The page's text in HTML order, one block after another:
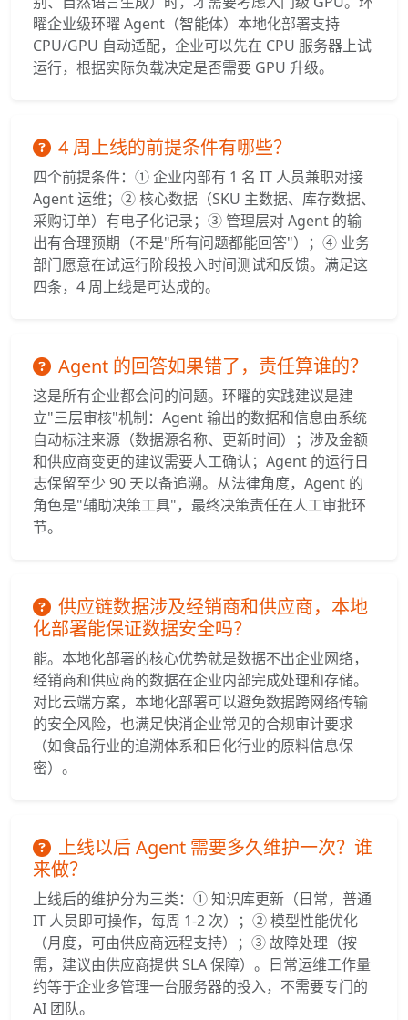
曜企业级环曜 Agent（智能体）本地化部署支持
CPU/GPU 自动适配，企业可以先在 CPU 服务器上试
运行，根据实际负载决定是否需要 GPU 升级。
4 周上线的前提条件有哪些？
四个前提条件：① 企业内部有 1 名 IT 人员兼职对接
Agent 运维；② 核心数据（SKU 主数据、库存数据、
采购订单）有电子化记录；③ 管理层对 Agent 的输
出有合理预期（不是"所有问题都能回答"）；④ 业务
部门愿意在试运行阶段投入时间测试和反馈。满足这
四条，4 周上线是可达成的。
Agent 的回答如果错了，责任算谁的？
这是所有企业都会问的问题。环曜的实践建议是建
立"三层审核"机制：Agent 输出的数据和信息由系统
自动标注来源（数据源名称、更新时间）；涉及金额
和供应商变更的建议需要人工确认；Agent 的运行日
志保留至少 90 天以备追溯。从法律角度，Agent 的
角色是"辅助决策工具"，最终决策责任在人工审批环
节。
供应链数据涉及经销商和供应商，本地
化部署能保证数据安全吗？
能。本地化部署的核心优势就是数据不出企业网络，
经销商和供应商的数据在企业内部完成处理和存储。
对比云端方案，本地化部署可以避免数据跨网络传输
的安全风险，也满足快消企业常见的合规审计要求
（如食品行业的追溯体系和日化行业的原料信息保
密）。
上线以后 Agent 需要多久维护一次？谁
来做？
上线后的维护分为三类：① 知识库更新（日常，普通
IT 人员即可操作，每周 1-2 次）；② 模型性能优化
（月度，可由供应商远程支持）；③ 故障处理（按
需，建议由供应商提供 SLA 保障）。日常运维工作量
约等于企业多管理一台服务器的投入，不需要专门的
AI 团队。